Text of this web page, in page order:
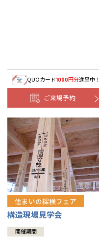
QUOカード1000円分進呈中！
ご来場予約
住まいの探検フェア
構造現場見学会
開催期間